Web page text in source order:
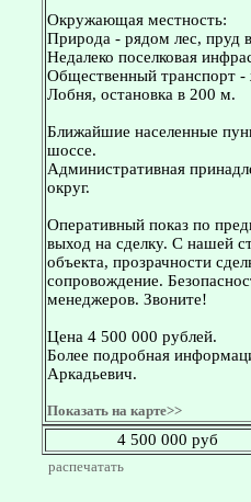
Окружающая местность:
Природа - рядом лес, пруд
Недалеко поселковая
Общественный транспорт -
Лобня, остановка в 200 м.
Ближайшие населенные
шоссе.
Административная
округ.
Оперативный показ по
выход на сделку. С нашей
объекта, прозрачности
сопровождение.
менеджеров. Звоните!
Цена 4 500 000 рублей.
Более подробная
Аркадьевич.
Показать на карте>>
4 500 000 руб
распечатать